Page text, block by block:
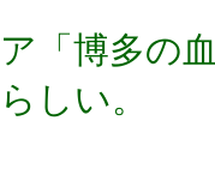
ア「博多の
らしい。
いや、